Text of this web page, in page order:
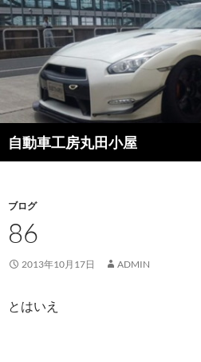
コ
ン
テ
ン
ス
キ
ッ
自動車工房丸田小屋
検
索
ブログ
86
2013年10月17日 ADMIN
とはいえ